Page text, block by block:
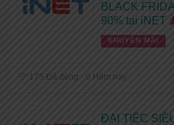
BLACK
90% tại iNET
KHUYẾN MÃI
175 Đã dùng - 0 Hôm nay
ĐẠI TIỆC